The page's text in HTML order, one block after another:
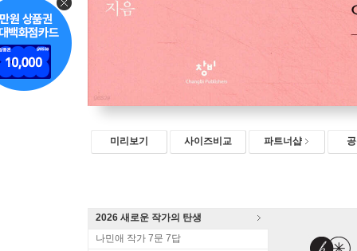
미리보기 사이즈비교 파트너샵
2026 새로운 작가의 탄생
나민애 작가 7문 7답